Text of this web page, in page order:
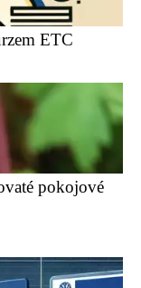
ETC
pokojové